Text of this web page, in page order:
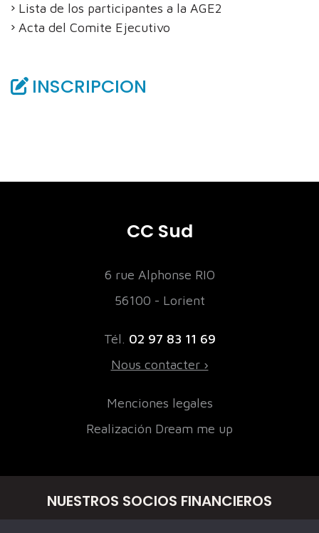
Lista de los participantes a la AGE2
Acta del Comite Ejecutivo
INSCRIPCION
CC Sud
6 rue Alphonse RIO
56100 - Lorient
Tél. 02 97 83 11 69
Nous contacter ›
Menciones legales
Realización Dream me up
NUESTROS SOCIOS FINANCIEROS